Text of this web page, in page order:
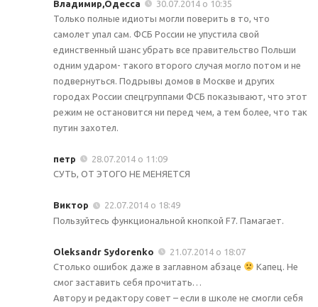
Владимир,Одесса
30.07.2014 о 10:35
Только полные идиоты могли поверить в то, что
самолет упал сам. ФСБ России не упустила свой
единственный шанс убрать все правительство Польши
одним ударом- такого второго случая могло потом и не
подвернуться. Подрывы домов в Москве и других
городах России спецгруппами ФСБ показывают, что этот
режим не остановится ни перед чем, а тем более, что так
путин захотел.
петр
28.07.2014 о 11:09
СУТЬ, ОТ ЭТОГО НЕ МЕНЯЕТСЯ
Виктор
22.07.2014 о 18:49
Пользуйтесь функциональной кнопкой F7. Памагает.
Oleksandr Sydorenko
21.07.2014 о 18:07
Столько ошибок даже в заглавном абзаце
Капец. Не
смог заставить себя прочитать…
Автору и редактору совет – если в школе не смогли себя